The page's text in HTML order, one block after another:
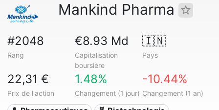
Mankind Pharma
#2048
Rang
€8.93 Md
Capitalisation
boursière
🇮🇳
Pays
22,31 €
Prix de l'action
1.48%
Changement (1 jour)
-10.44%
Changement (1 an)